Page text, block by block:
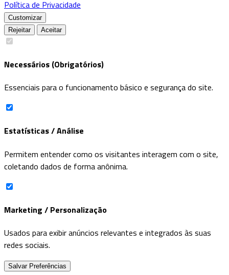
Política de Privacidade
Customizar
Rejeitar
Aceitar
Necessários (Obrigatórios)
Essenciais para o funcionamento básico e segurança do site.
Estatísticas / Análise
Permitem entender como os visitantes interagem com o site,
coletando dados de forma anônima.
Marketing / Personalização
Usados para exibir anúncios relevantes e integrados às suas
redes sociais.
Salvar Preferências